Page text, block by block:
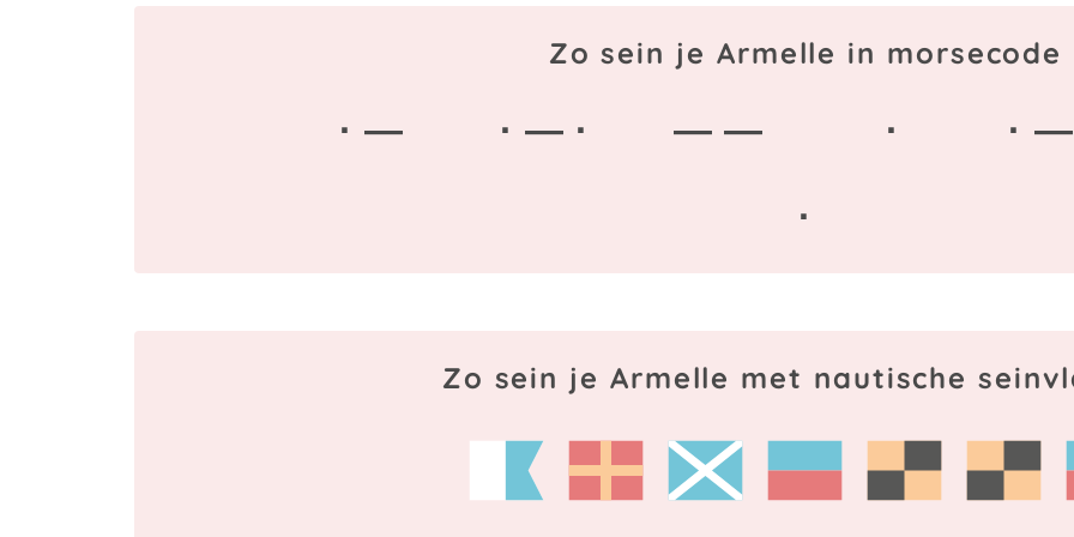
Zo sein je Armelle in morsecode
· — · — · — — · · —
·
Zo sein je Armelle met nautische